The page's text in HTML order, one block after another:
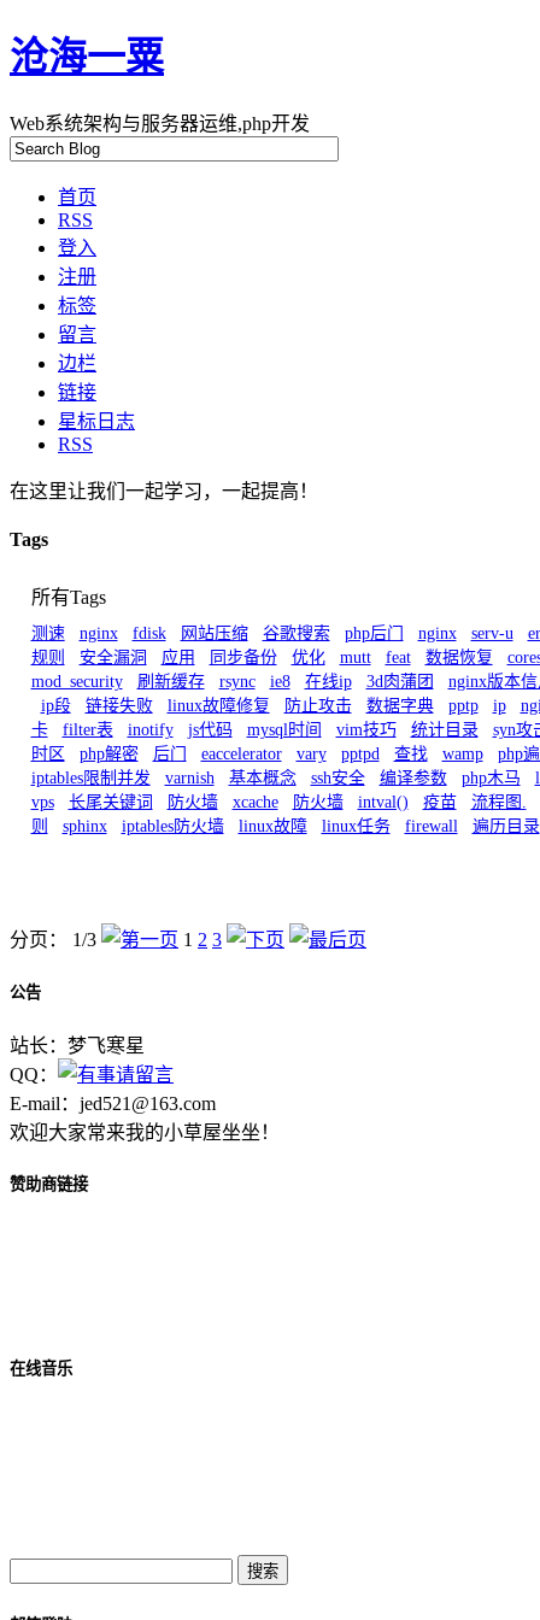
沧海一粟
Web系统架构与服务器运维,php开发
首页
RSS
登入
注册
标签
留言
边栏
链接
星标日志
RSS
在这里让我们一起学习，一起提高！
Tags
所有Tags
测速 nginx fdisk 网站压缩 谷歌搜索 php后门 nginx serv-u
规则
安全漏洞 应用 同步备份 优化 mutt feat 数据恢复
mod_security
刷新缓存 rsync ie8 在线ip 3d肉蒲团
nginx版本
ip段
链接失败 linux故障修复 防止攻击 数据字典 pptp ip
卡
filter表 inotify js代码 mysql时间 vim技巧 统计目录
syn攻
时区
php解密 后门 eaccelerator vary pptpd 查找 wamp
php
iptables限制并发
varnish 基本概念 ssh安全 编译参数 php木马
vps
长尾关键词 防火墙 xcache 防火墙 intval() 疫苗
流程图.
则
sphinx iptables防火墙 linux故障 linux任务 firewall 遍历目录
分页： 1/3 1 2 3
公告
站长：梦飞寒星
QQ：
E-mail：jed521@163.com
欢迎大家常来我的小草屋坐坐！
赞助商链接
在线音乐